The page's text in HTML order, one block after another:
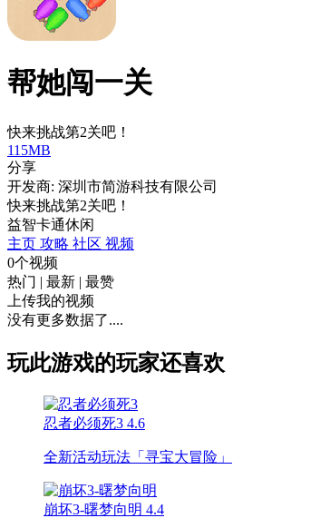
帮她闯一关
快来挑战第2关吧！
115MB
分享
开发商: 深圳市简游科技有限公司
快来挑战第2关吧！
益智卡通休闲
主页 攻略 社区 视频
0个视频
热门 | 最新 | 最赞
上传我的视频
没有更多数据了....
玩此游戏的玩家还喜欢
忍者必须死3 4.6
全新活动玩法「寻宝大冒险」
崩坏3-曙梦向明 4.4